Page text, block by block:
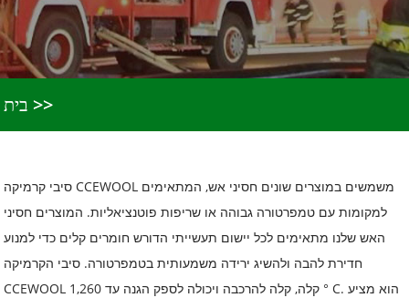
בית
סיבי קרמיקה CCEWOOL משמשים במוצרים שונים חסיני אש, המתאימים
למקומות עם טמפרטורה גבוהה או שריפות פוטנציאליות. המוצרים חסיני
האש שלנו מתאימים לכל יישום תעשייתי הדורש חומרים קלים כדי למנוע
חדירת להבה ולהשיג ירידה משמעותית בטמפרטורה. סיבי הקרמיקה
CCEWOOL קלה, קלה להרכבה ויכולה לספק הגנה עד 1,260 ° C. הוא מציע